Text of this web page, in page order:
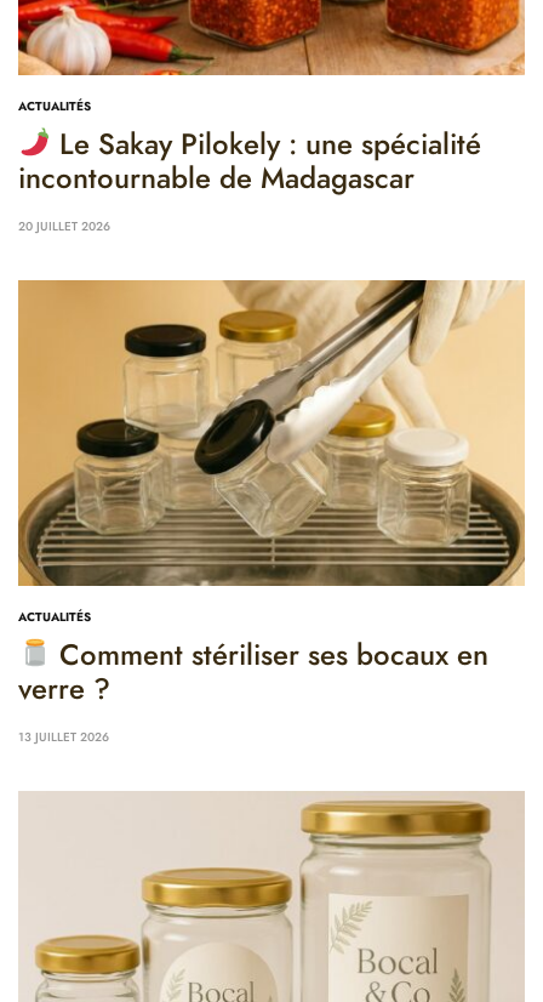
ACTUALITÉS
Le Sakay Pilokely : une spécialité
incontournable de Madagascar
20 JUILLET 2026
ACTUALITÉS
Comment stériliser ses bocaux en
verre ?
13 JUILLET 2026